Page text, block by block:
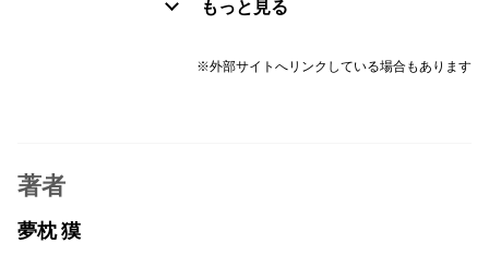
もっと見る
※外部サイトへリンクしている場合もあります
著者
夢枕 獏